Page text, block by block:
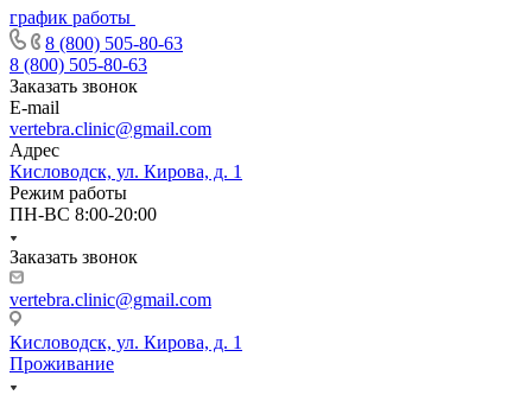
график работы
8 (800) 505-80-63
8 (800) 505-80-63
Заказать звонок
E-mail
vertebra.clinic@gmail.com
Адрес
Кисловодск, ул. Кирова, д. 1
Режим работы
ПН-ВС 8:00-20:00
Заказать звонок
vertebra.clinic@gmail.com
Кисловодск, ул. Кирова, д. 1
Проживание